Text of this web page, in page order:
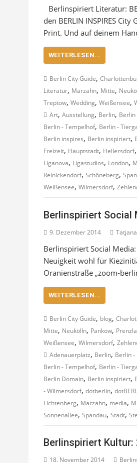
Berlinspiriert Literatur:
den BERLIN INSPIRES
Print. Und auf deinem
WEITERLESEN...
Berlin City Guide,
Literatur, Marzahn, Mitte,
Treptow, Wedding, Weißensee,
Art, Ausstellung, Berlin,
Berlin - Tempelhof, Berlin -
Berlin inspires, Berlin inspiriert,
Freizeit, Hauptstadt, Hellersdorf,
Liganova, Ligastudios, London,
Reinickendorf, Schöneberg,
Weißensee, Wilmersdorf,
Berlinspiriert Social
9. Dezember 2014 Tatjana
Berlinspiriert Social
Neuigkeit wohl für
Oranienstraße „zoom-
WEITERLESEN...
Berlin City Guide, blog,
Mitte, Neukölln, Pankow,
Weißensee, Wilmersdorf,
Adenauerplatz, Berlin, Berlin -
Berlin - Tempelhof, Berlin -
Berlin Domain, Berlin inspiriert,
- Wilmersdorf, dotberlin,
Lichtenberg, Marzahn, media,
Sonnenallee, Spandau, Stadt,
Berlinspiriert
18. November 2014